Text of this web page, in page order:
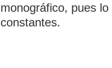
monográfico, pues
constantes.